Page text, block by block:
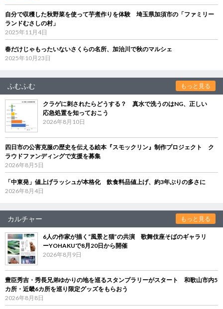
自分で収穫した秋野菜を使って芋煮作りを体験 埼玉県加須市の「ファミリー
ランドむさしの村」
2025年11月4日
春だけじゃもったいないさくらの名所、加治川で秋のマルシェ
2025年10月23日
ふむふむ もっと見る
クラゲに刺されたらどうする？ 真水で洗うのはNG、正しい
応急処置を知っておこう
2026年8月10日
四日市の公害克服の歴史を伝える絵本『スモックリン』制作プロジェクト ク
ラウドファンディングで支援を募集
2026年8月5日
「中東発」値上げラッシュが本格化 飲食料品値上げ、約3年ぶりの多さに
2026年8月4日
カルチャー もっと見る
6人の作家が描く“風景と猫”の共演 歌舞伎座そばのギャラリ
ーYOHAKUで8月20日から開催
2026年8月9日
豊臣秀吉・秀長兄弟ゆかりの地を巡るスタンプラリーがスタート 和歌山市内5
カ所・近畿6カ所を巡り限定グッズをもらおう
2026年8月8日